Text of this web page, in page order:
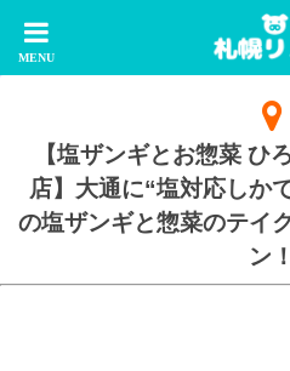
【塩ザンギとお惣菜 ひ
店】大通に“塩対応しか
の塩ザンギと惣菜のテイ
ン！